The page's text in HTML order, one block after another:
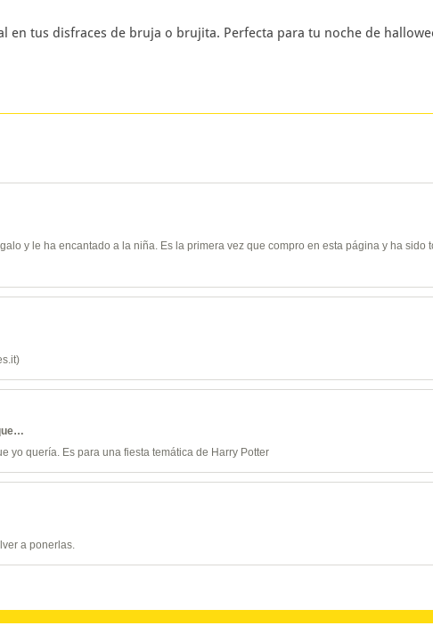
en tus disfraces de bruja o brujita. Perfecta para tu noche de
y le ha encantado a la niña. Es la primera vez que compro en esta página y ha
yo quería. Es para una fiesta temática de Harry Potter
a ponerlas.